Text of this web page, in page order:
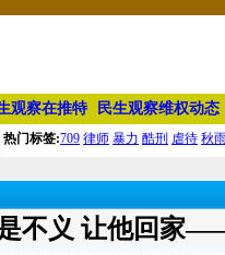
观察在推特 民生观察维权动态
热门标签:709 律师 暴力 酷刑 虐待 秋
不义 让他回家